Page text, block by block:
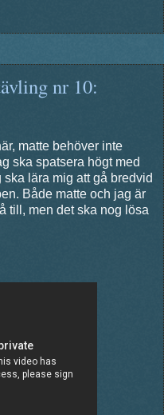
nr 10:
matte behöver inte
ska spatsera högt med
lära mig att gå bredvid
Både matte och jag är
till, men det ska nog lösa